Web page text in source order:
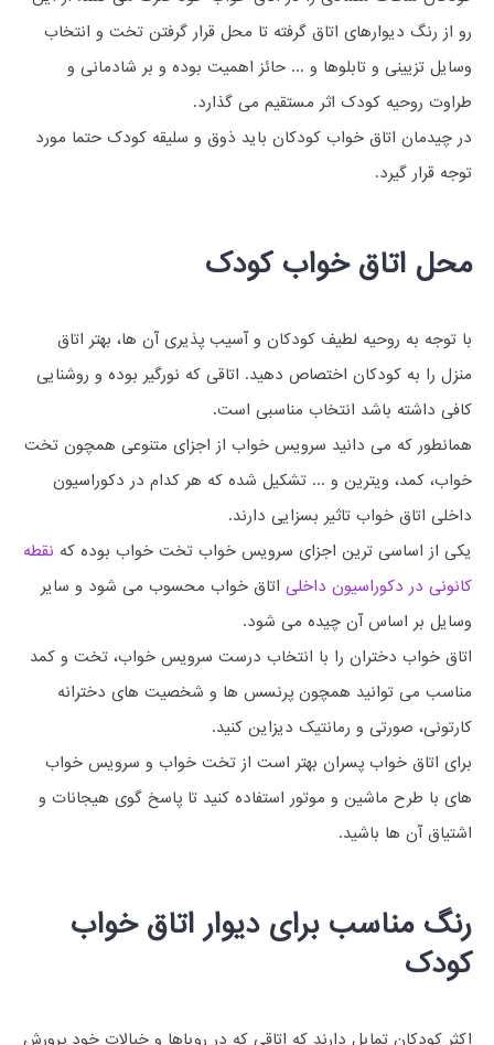
رو از رنگ دیوارهای اتاق گرفته تا محل قرار گرفتن تخت و انتخاب
وسایل تزیینی و تابلوها و ... حائز اهمیت بوده و بر شادمانی و
طراوت روحیه کودک اثر مستقیم می گذارد.
در چیدمان اتاق خواب کودکان باید ذوق و سلیقه کودک حتما مورد
توجه قرار گیرد.
محل اتاق خواب کودک
با توجه به روحیه لطیف کودکان و آسیب پذیری آن ها، بهتر اتاق
منزل را به کودکان اختصاص دهید. اتاقی که نورگیر بوده و روشنایی
کافی داشته باشد انتخاب مناسبی است.
همانطور که می دانید سرویس خواب از اجزای متنوعی همچون تخت
خواب، کمد، ویترین و ... تشکیل شده که هر کدام در دکوراسیون
داخلی اتاق خواب تاثیر بسزایی دارند.
یکی از اساسی ترین اجزای سرویس خواب تخت خواب بوده که نقطه
کانونی در دکوراسیون داخلی اتاق خواب محسوب می شود و سایر
وسایل بر اساس آن چیده می شود.
اتاق خواب دختران را با انتخاب درست سرویس خواب، تخت و کمد
مناسب می توانید همچون پرنسس ها و شخصیت های دخترانه
کارتونی، صورتی و رمانتیک دیزاین کنید.
برای اتاق خواب پسران بهتر است از تخت خواب و سرویس خواب
های با طرح ماشین و موتور استفاده کنید تا پاسخ گوی هیجانات و
اشتیاق آن ها باشید.
رنگ مناسب برای دیوار اتاق خواب
کودک
اکثر کودکان تمایل دارند که اتاقی که در رویاها و خیالات خود پرورش